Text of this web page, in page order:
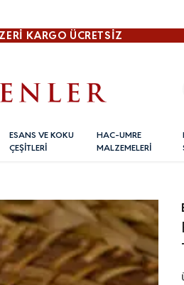
KARGO ÜCRETSİZ
ESANS VE KOKU
ÇEŞİTLERİ
HAC-UMRE
MALZEMELERİ